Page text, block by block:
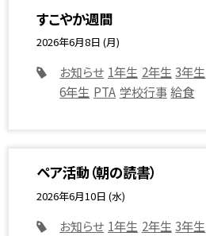
すこやか週間
2026年6月8日 (月)
お知らせ 1年生 2年生 3年生
6年生 PTA 学校行事 給食
ペア活動（朝の読書）
2026年6月10日 (水)
お知らせ 1年生 2年生 3年生